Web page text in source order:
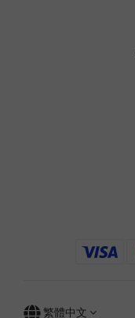
繁體中文